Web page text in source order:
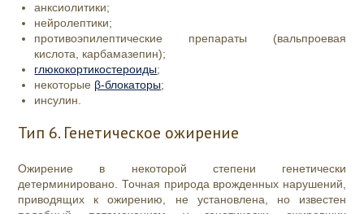
анксиолитики;
нейролептики;
противоэпилептические препараты (вальпроевая
кислота, карбамазепин);
глюкокортикостероиды;
некоторые β-блокаторы;
инсулин.
Тип 6. Генетическое ожирение
Ожирение в некоторой степени генетически
детерминировано. Точная природа врожденных нарушений,
приводящих к ожирению, не установлена, но известен